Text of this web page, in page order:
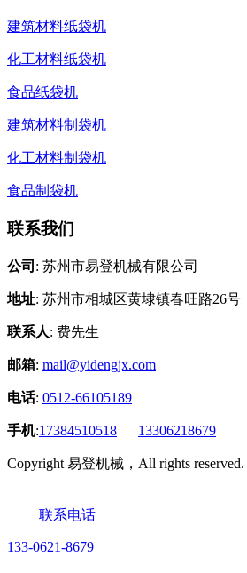
建筑材料纸袋机
化工材料纸袋机
食品纸袋机
建筑材料制袋机
化工材料制袋机
食品制袋机
联系我们
公司 : 苏州市易登机械有限公司
地址: 苏州市相城区黄埭镇春旺路26号
联系人: 费先生
邮箱: mail@yidengjx.com
电话: 0512-66105189
手机:17384510518 13306218679
Copyright 易登机械，All rights reserved.
联系电话
133-0621-8679